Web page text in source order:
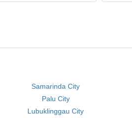
Samarinda City
Palu City
Lubuklinggau City